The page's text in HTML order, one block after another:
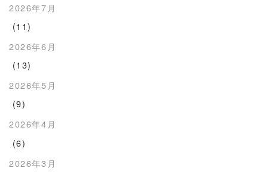
2026年7月
(11)
2026年6月
(13)
2026年5月
(9)
2026年4月
(6)
2026年3月